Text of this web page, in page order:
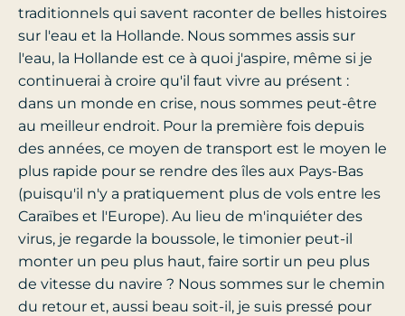
traditionnels qui savent raconter de belles histoires
sur l'eau et la Hollande. Nous sommes assis sur
l'eau, la Hollande est ce à quoi j'aspire, même si je
continuerai à croire qu'il faut vivre au présent :
dans un monde en crise, nous sommes peut-être
au meilleur endroit. Pour la première fois depuis
des années, ce moyen de transport est le moyen le
plus rapide pour se rendre des îles aux Pays-Bas
(puisqu'il n'y a pratiquement plus de vols entre les
Caraïbes et l'Europe). Au lieu de m'inquiéter des
virus, je regarde la boussole, le timonier peut-il
monter un peu plus haut, faire sortir un peu plus
de vitesse du navire ? Nous sommes sur le chemin
du retour et, aussi beau soit-il, je suis pressé pour